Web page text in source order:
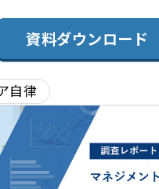
資料ダウンロード
自律